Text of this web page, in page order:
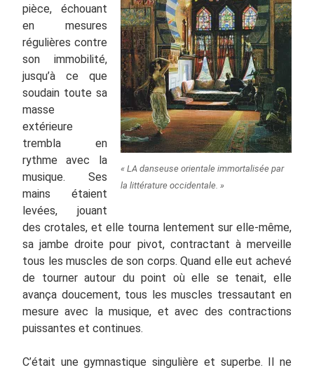
« LA danseuse orientale immortalisée par
la littérature occidentale. »
pièce, échouant
en mesures
régulières contre
son immobilité,
jusqu’à ce que
soudain toute sa
masse
extérieure
trembla en
rythme avec la
musique. Ses
mains étaient
levées, jouant
des crotales, et elle tourna lentement sur elle-même,
sa jambe droite pour pivot, contractant à merveille
tous les muscles de son corps. Quand elle eut achevé
de tourner autour du point où elle se tenait, elle
avança doucement, tous les muscles tressautant en
mesure avec la musique, et avec des contractions
puissantes et continues.
C’était une gymnastique singulière et superbe. Il ne